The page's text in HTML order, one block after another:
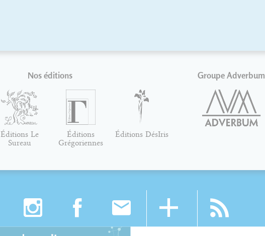
Nos éditions
Éditions Le
Sureau
Éditions
Grégoriennes
Éditions DésIris
Groupe Adverbum